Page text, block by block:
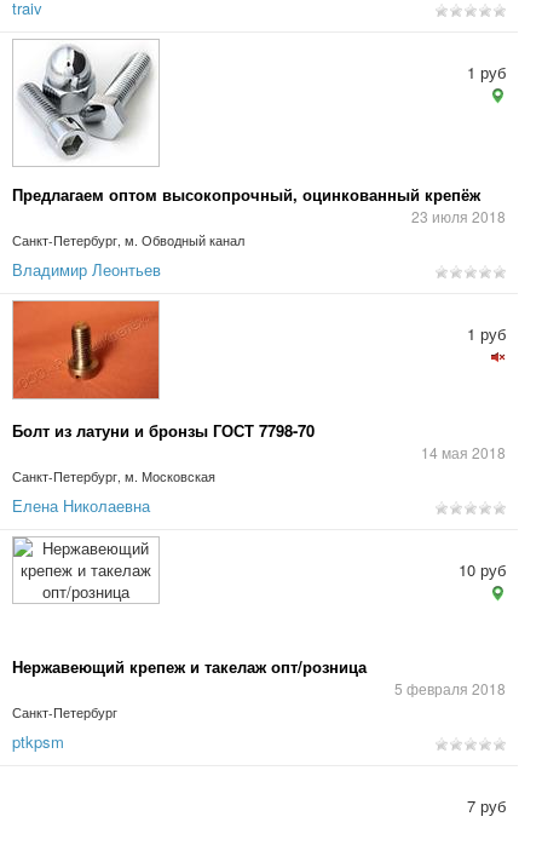
traiv
Предлагаем оптом высокопрочный, оцинкованный крепёж
23 июля 2018
Санкт-Петербург, м. Обводный канал
1 руб
Владимир Леонтьев
Болт из латуни и бронзы ГОСТ 7798-70
14 мая 2018
Санкт-Петербург, м. Московская
1 руб
Елена Николаевна
Нержавеющий крепеж и такелаж опт/розница
5 февраля 2018
Санкт-Петербург
10 руб
ptkpsm
7 руб